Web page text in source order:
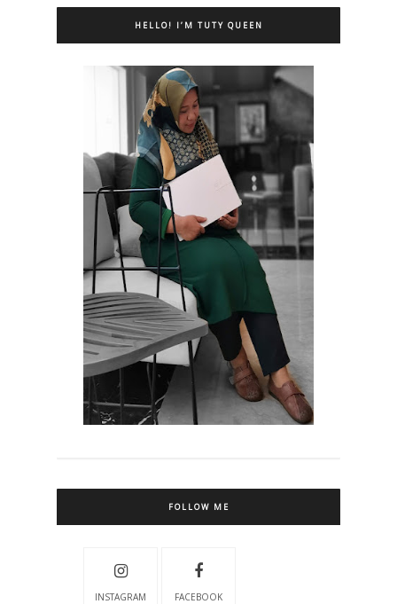
HELLO! I’M TUTY QUEEN
FOLLOW ME
INSTAGRAM FACEBOOK